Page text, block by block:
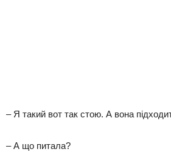
– Я такий вот так стою. А вона
– А що питала?